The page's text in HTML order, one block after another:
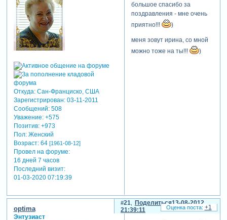
Откуда:Сан-Франциско, США
Зарегистрирован: 03-11-2011
Сообщений:508
Уважение: +575
Позитив: +973
Пол:Женский
Возраст:64 [1961-08-12]
Провел на форуме:
16 дней 7 часов
Последний визит:
01-03-2020 07:19:39
большое спасибо за
поздравления - мне очень
приятно!!!
)
меня зовут ирина, со мной
можно тоже на ты!!!
)
Поделиться
21
13-08-2012
21:39:11
optima
Энтузиаст
+1